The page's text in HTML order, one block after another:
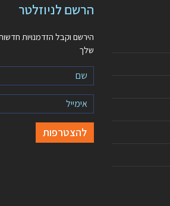
הרשם לניוזלטר
הירשם וקבל הזדמנויות
שלך